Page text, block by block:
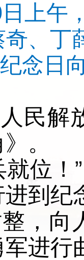
上午
奇、丁
念日
民解
。
就位
进到纪
，向
军进